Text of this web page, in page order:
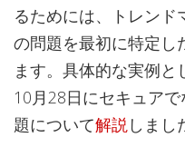
るためには、トレンド
の問題を最初に特定し
ます。具体的な実例
10月28日にセキュア
題について解説 しまし